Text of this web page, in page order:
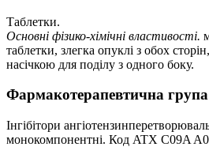
Таблетки.
Основні фізико-хімічні властивості.
таблетки, злегка опуклі з обох
насічкою для поділу з одного боку.
Фармакотерапевтична група
Інгібітори
монокомпонентні. Код ATХ C09A